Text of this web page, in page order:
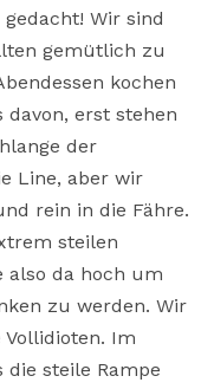
Wir sind
gemütlich zu
kochen
davon, erst stehen
der
Line, aber wir
rein in die Fähre.
steilen
da hoch um
zu werden. Wir
Im
steile Rampe